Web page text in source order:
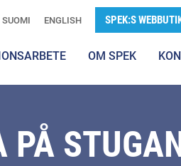
SUOMI ENGLISH SPEK:S
OM SPEK
PÅ